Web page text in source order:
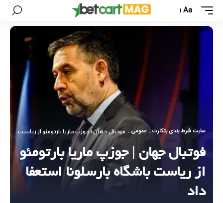
Aa
سایت شرط بندی بتکارت - عمومی - فوتبال جهان | جوزپ ماریا بارتومئو از ریاست
فوتبال جهان | جوزپ ماریا بارتومئو
از ریاست باشگاه بارسلونا استعفا
داد